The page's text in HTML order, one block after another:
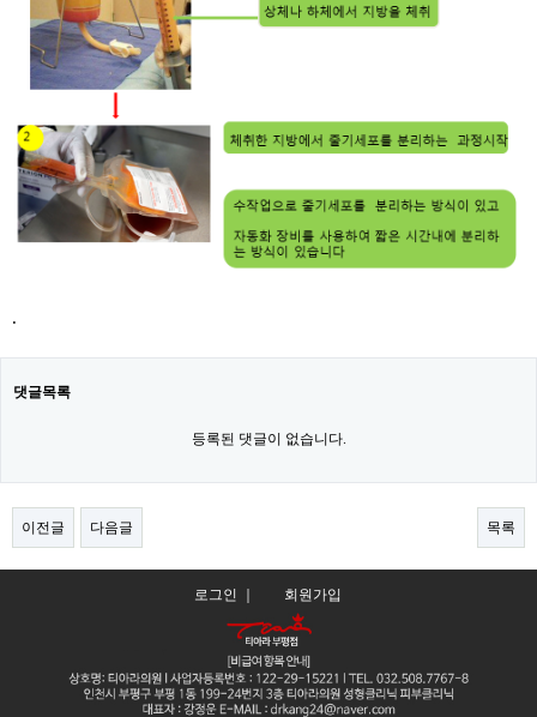
.
댓글목록
등록된 댓글이 없습니다.
이전글 다음글 목록
로그인 ｜ 회원가입